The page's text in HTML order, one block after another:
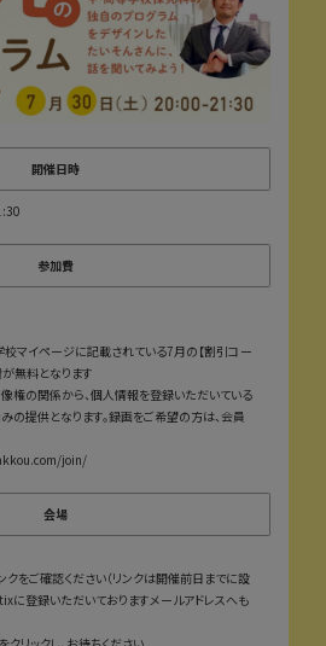
開催日時
参加費
マイページに記載されている7月の【割引コー
が無料となります
権の関係から、個人情報を登録いただいている
提供となります。録画をご希望の方は、会員
join/
会場
クをご確認ください（リンクは開催前日までに設
に登録いただいておりますメールアドレスへも